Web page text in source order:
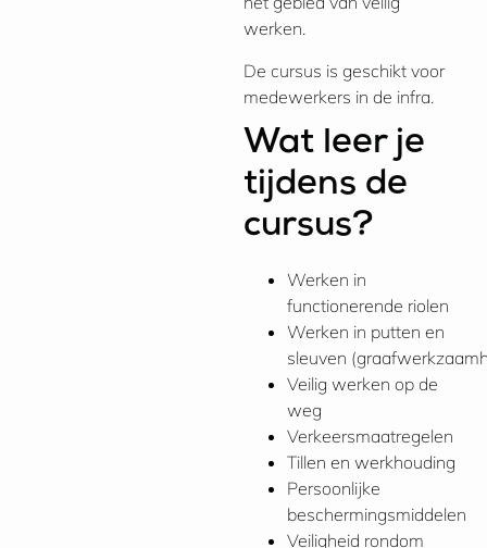
werken.
De cursus is geschikt voor
medewerkers in de infra.
Wat leer je
tijdens de
cursus?
Werken in
functionerende riolen
Werken in putten en
sleuven
Veilig werken op de
weg
Verkeersmaatregelen
Tillen en werkhouding
Persoonlijke
beschermingsmiddelen
Veiligheid rondom